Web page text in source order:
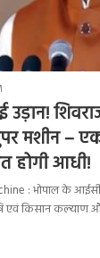
उड़ान!
मशीन –
होगी आधी!
: भोपाल के
एवं किसान कल्याण